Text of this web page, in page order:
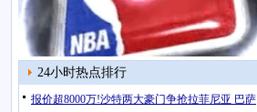
24小时热点排行
报价超8000万!沙特两大豪门争抢拉菲尼亚 巴萨